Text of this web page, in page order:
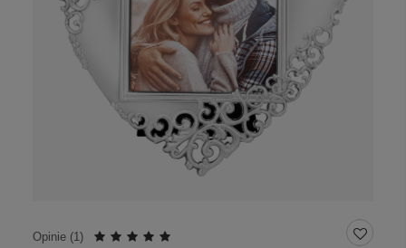
Opinie (1)